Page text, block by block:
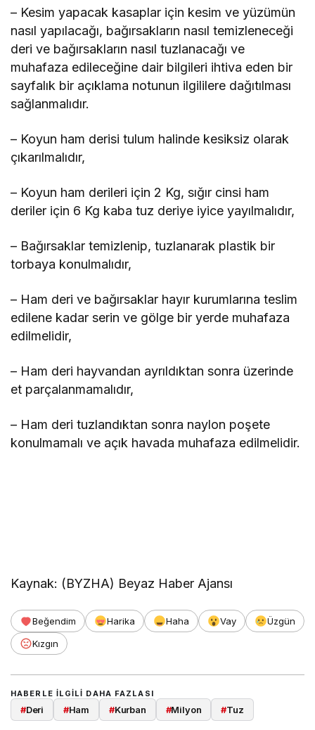
– Kesim yapacak kasaplar için kesim ve yüzümün
nasıl yapılacağı, bağırsakların nasıl temizleneceği
deri ve bağırsakların nasıl tuzlanacağı ve
muhafaza edileceğine dair bilgileri ihtiva eden bir
sayfalık bir açıklama notunun ilgililere dağıtılması
sağlanmalıdır.
– Koyun ham derisi tulum halinde kesiksiz olarak
çıkarılmalıdır,
– Koyun ham derileri için 2 Kg, sığır cinsi ham
deriler için 6 Kg kaba tuz deriye iyice yayılmalıdır,
– Bağırsaklar temizlenip, tuzlanarak plastik bir
torbaya konulmalıdır,
– Ham deri ve bağırsaklar hayır kurumlarına teslim
edilene kadar serin ve gölge bir yerde muhafaza
edilmelidir,
– Ham deri hayvandan ayrıldıktan sonra üzerinde
et parçalanmamalıdır,
– Ham deri tuzlandıktan sonra naylon poşete
konulmamalı ve açık havada muhafaza edilmelidir.
Kaynak: (BYZHA) Beyaz Haber Ajansı
Beğendim Harika Haha Vay
Üzgün
Kızgın
HABERLE ILGILI DAHA FAZLASI
#Deri #Ham #Kurban #Milyon #Tuz